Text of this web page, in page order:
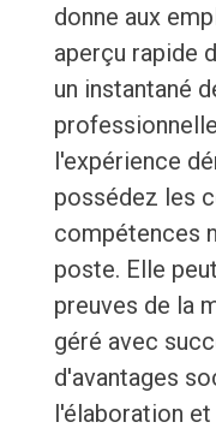
donne aux
aperçu rapide
un instantané
l'expérience
possédez les
compétences
poste. Elle
preuves de la
géré avec
d'avantages
l'élaboration